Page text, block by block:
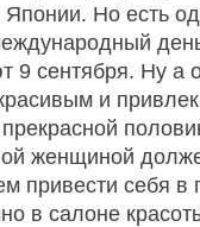
Но есть
9 сентября. Ну а
и
женщиной
себя в
в салоне